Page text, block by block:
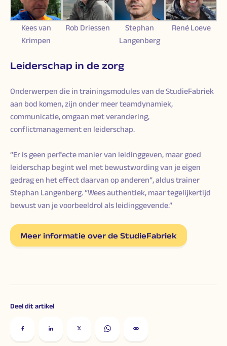
Kees van
Krimpen
Rob Driessen
Stephan
Langenberg
René Loeve
Leiderschap in de zorg
Onderwerpen die in trainingsmodules van de StudieFabriek
aan bod komen, zijn onder meer teamdynamiek,
communicatie, omgaan met verandering,
conflictmanagement en leiderschap.
“Er is geen perfecte manier van leidinggeven, maar goed
leiderschap begint wel met bewustwording van je eigen
gedrag en het effect daarvan op anderen”, aldus trainer
Stephan Langenberg. “Wees authentiek, maar tegelijkertijd
bewust van je voorbeeldrol als leidinggevende.”
Meer informatie over de StudieFabriek
Deel dit artikel